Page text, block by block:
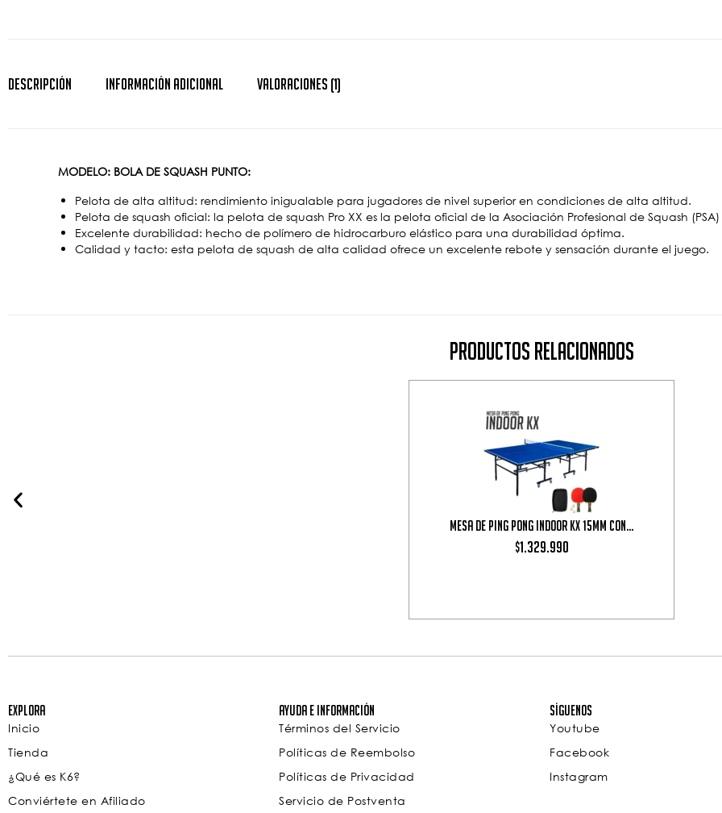
Descripción Información Adicional Valoraciones (1)
MODELO: BOLA DE SQUASH PUNTO:
Pelota de alta altitud: rendimiento inigualable para jugadores de nivel superior en condiciones de alta altitud.
Pelota de squash oficial: la pelota de squash Pro XX es la pelota oficial de la Asociación Profesional de Squash (PSA)
Excelente durabilidad: hecho de polímero de hidrocarburo elástico para una durabilidad óptima.
Calidad y tacto: esta pelota de squash de alta calidad ofrece un excelente rebote y sensación durante el juego.
Productos Relacionados
Mesa de Ping Pong Indoor KX 15mm con...
$1.329.990
Explora
Inicio
Tienda
¿Qué es K6?
Conviértete en Afiliado
Ayuda e Información
Términos del Servicio
Políticas de Reembolso
Políticas de Privacidad
Servicio de Postventa
Síguenos
Youtube
Facebook
Instagram